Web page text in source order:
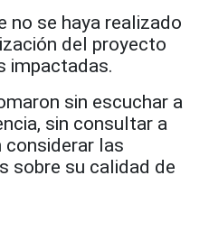
no se haya realizado
del proyecto
impactadas.
sin escuchar a
sin consultar a
considerar las
sobre su calidad de